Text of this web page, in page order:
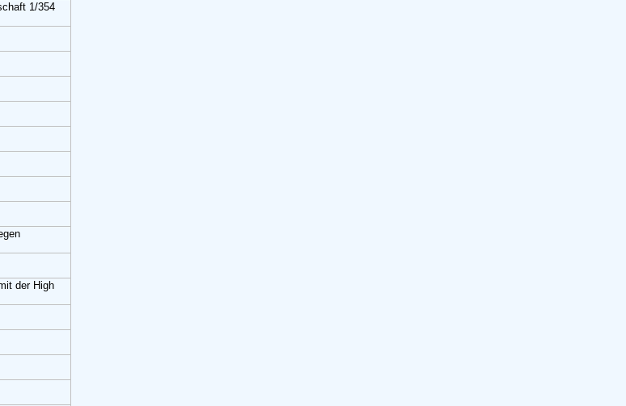
1/354
der High